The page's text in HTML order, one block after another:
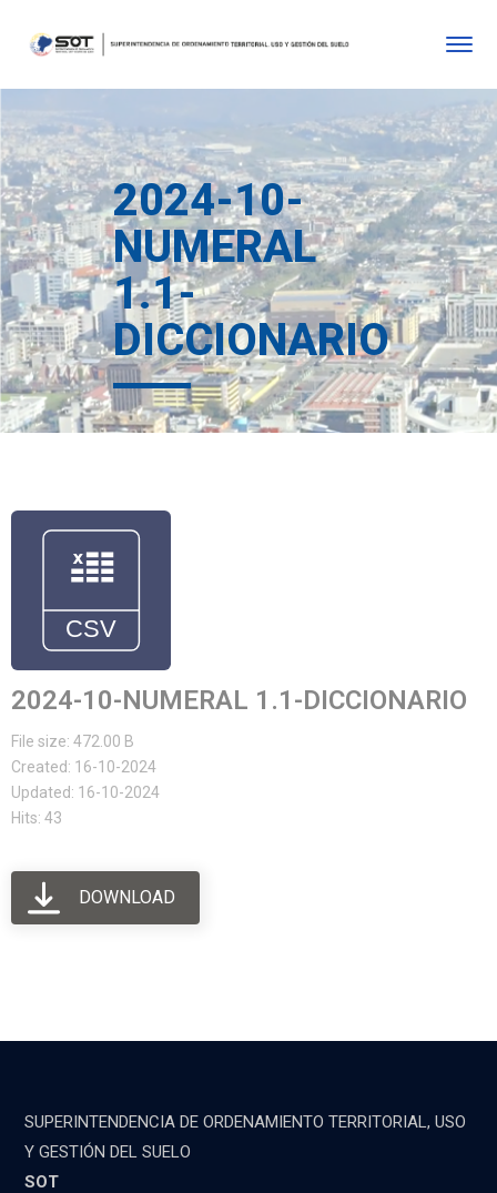
2024-10-
NUMERAL
1.1-
DICCIONARIO
2024-10-NUMERAL 1.1-DICCIONARIO
File size: 472.00 B
Created: 16-10-2024
Updated: 16-10-2024
Hits: 43
DOWNLOAD
SUPERINTENDENCIA DE ORDENAMIENTO TERRITORIAL, USO
Y GESTIÓN DEL SUELO
SOT